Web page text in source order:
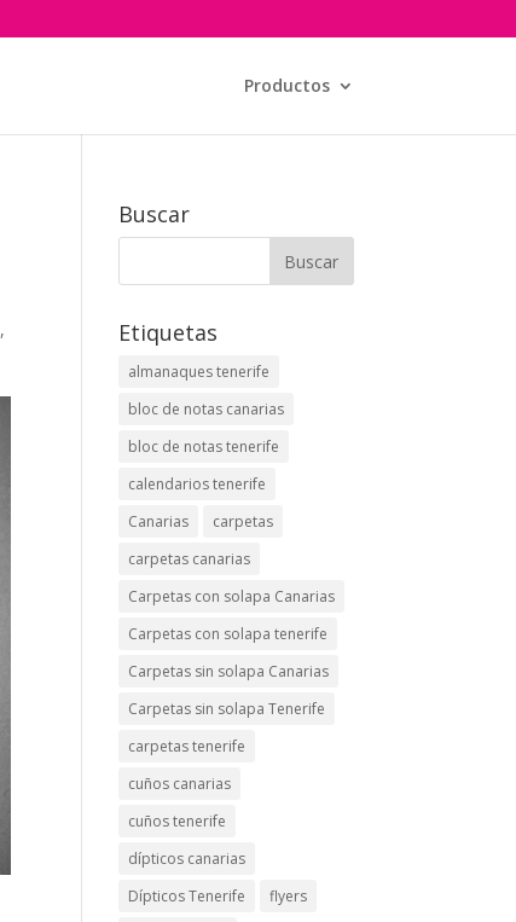
Productos
,
Buscar
Etiquetas
almanaques tenerife
bloc de notas canarias
bloc de notas tenerife
calendarios tenerife
Canarias
carpetas
carpetas canarias
Carpetas con solapa Canarias
Carpetas con solapa tenerife
Carpetas sin solapa Canarias
Carpetas sin solapa Tenerife
carpetas tenerife
cuños canarias
cuños tenerife
dípticos canarias
Dípticos Tenerife
flyers